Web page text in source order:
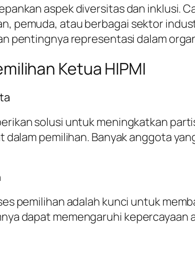
aspek diversitas dan inklusi.
pemuda, atau berbagai sektor
pentingnya representasi dalam
Ketua HIPMI
solusi untuk meningkatkan
pemilihan. Banyak anggota
pemilihan adalah kunci untuk
dapat memengaruhi kepercayaan